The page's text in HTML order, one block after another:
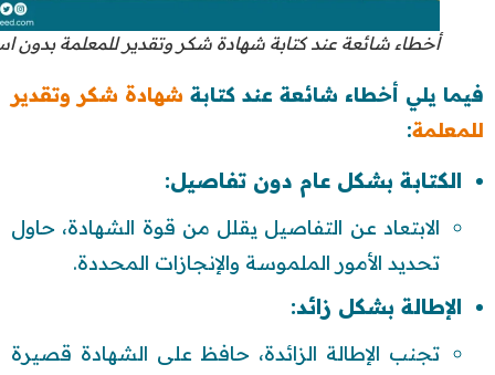
أخطاء شائعة عند كتابة شهادة شكر وتقدير للمعلمة بدون
فيما يلي أخطاء شائعة عند كتابة شهادة شكر وتقدير
للمعلمة:
الكتابة بشكل عام دون تفاصيل:
الابتعاد عن التفاصيل يقلل من قوة الشهادة، حاول
تحديد الأمور الملموسة والإنجازات المحددة.
الإطالة بشكل زائد:
تجنب الإطالة الزائدة، حافظ على الشهادة قصيرة